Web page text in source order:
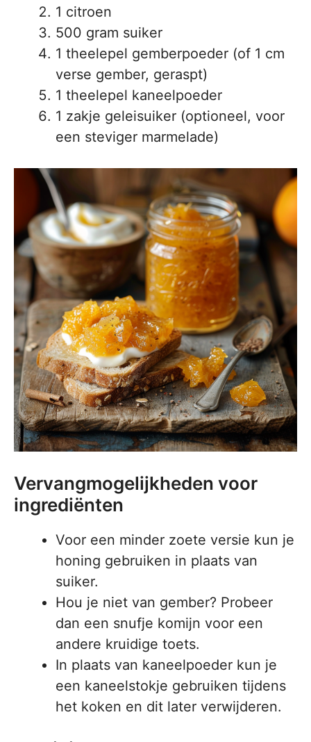
1 citroen
500 gram suiker
1 theelepel gemberpoeder (of 1 cm
verse gember, geraspt)
1 theelepel kaneelpoeder
1 zakje geleisuiker (optioneel, voor
een steviger marmelade)
Vervangmogelijkheden voor
ingrediënten
Voor een minder zoete versie kun je
honing gebruiken in plaats van
suiker.
Hou je niet van gember? Probeer
dan een snufje komijn voor een
andere kruidige toets.
In plaats van kaneelpoeder kun je
een kaneelstokje gebruiken tijdens
het koken en dit later verwijderen.